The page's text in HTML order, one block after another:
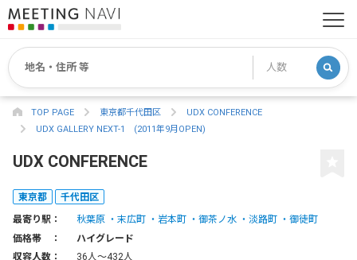
TOP PAGE 東京都千代田区
UDX CONFERENCE
UDX GALLERY NEXT-1 (2011年9月OPEN)
UDX CONFERENCE
東京都 千代田区
最寄り駅： 秋葉原 末広町 岩本町 御茶ノ水 淡路町
御徒町
価格帯 ：
ハイグレード
収容人数：
36人〜432人